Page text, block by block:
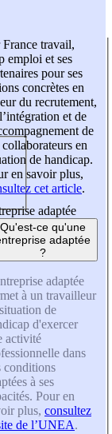
France travail,
emploi et ses
pour ses
concrètes en
du recrutement,
et de
de
collaborateurs en
de handicap.
en savoir plus,
cet article.
adaptée
Qu'est-ce qu'une
adaptée
?
adaptée
à un travailleur
de
d'exercer
activité
dans
conditions
à ses
Pour en
plus, consultez
de l’UNEA.